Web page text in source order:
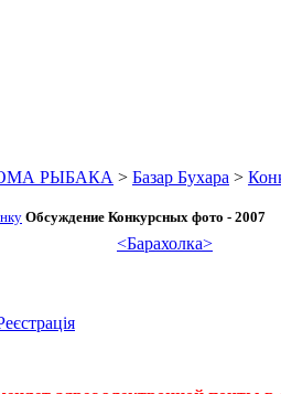
РЫБАКА > Базар Бухара >
Обсуждение Конкурсных фото - 2007
<Барахолка>